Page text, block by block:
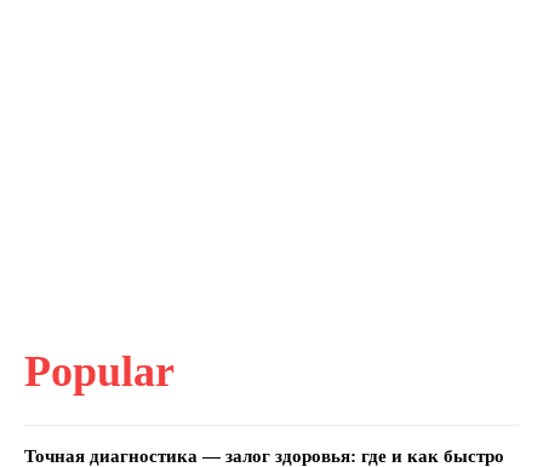
Popular
Точная диагностика — залог здоровья: где и как быстро